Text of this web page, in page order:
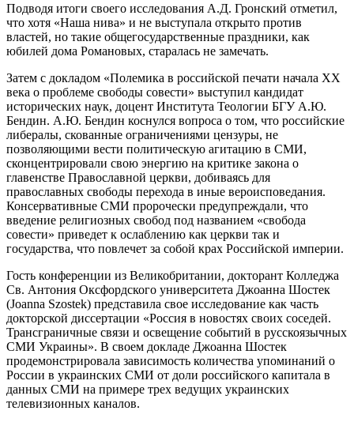
Подводя итоги своего исследования А.Д. Гронский отметил,
что хотя «Наша нива» и не выступала открыто против
властей, но такие общегосударственные праздники, как
юбилей дома Романовых, старалась не замечать.
Затем с докладом «Полемика в российской печати начала ХХ
века о проблеме свободы совести» выступил кандидат
исторических наук, доцент Института Теологии БГУ А.Ю.
Бендин. А.Ю. Бендин коснулся вопроса о том, что российские
либералы, скованные ограничениями цензуры, не
позволяющими вести политическую агитацию в СМИ,
сконцентрировали свою энергию на критике закона о
главенстве Православной церкви, добиваясь для
православных свободы перехода в иные вероисповедания.
Консервативные СМИ пророчески предупреждали, что
введение религиозных свобод под названием «свобода
совести» приведет к ослаблению как церкви так и
государства, что повлечет за собой крах Российской империи.
Гость конференции из Великобритании, докторант Колледжа
Св. Антония Оксфордского университета Джоанна Шостек
(Joanna Szostek) представила свое исследование как часть
докторской диссертации «Россия в новостях своих соседей.
Трансграничные связи и освещение событий в русскоязычных
СМИ Украины». В своем докладе Джоанна Шостек
продемонстрировала зависимость количества упоминаний о
России в украинских СМИ от доли российского капитала в
данных СМИ на примере трех ведущих украинских
телевизионных каналов.